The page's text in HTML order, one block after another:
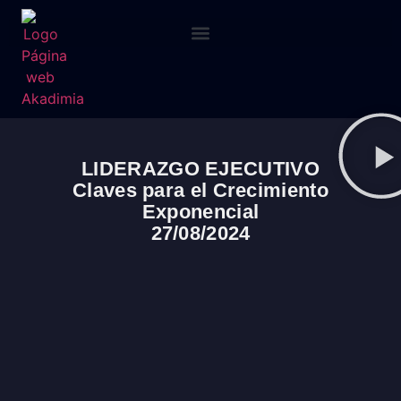
LIDERAZGO EJECUTIVO
Claves para el Crecimiento
Exponencial
27/08/2024